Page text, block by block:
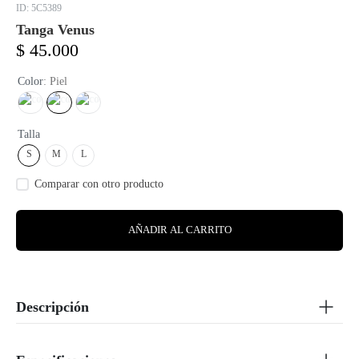
: 5C5389
Tanga Venus
$ 45.000
Color: Piel
Talla
S M L
AÑADIR AL CARRITO
Descripción